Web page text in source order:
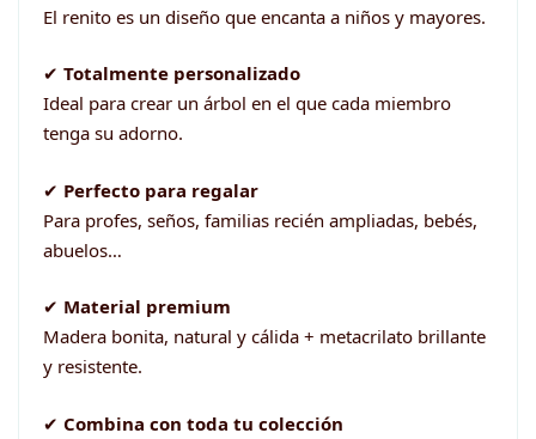
El renito es un diseño que encanta a niños y mayores.
✔ Totalmente personalizado
Ideal para crear un árbol en el que cada miembro
tenga su adorno.
✔ Perfecto para regalar
Para profes, seños, familias recién ampliadas, bebés,
abuelos…
✔ Material premium
Madera bonita, natural y cálida + metacrilato brillante
y resistente.
✔ Combina con toda tu colección